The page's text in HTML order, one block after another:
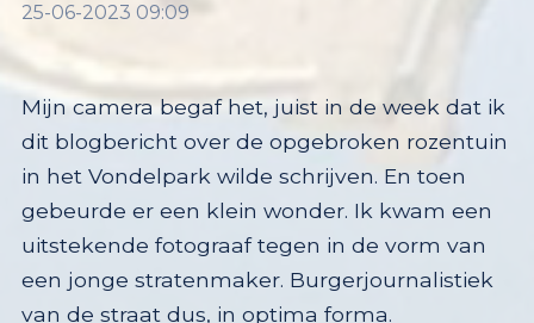
25-06-2023 09:09
Mijn camera begaf het, juist in de week dat ik
dit blogbericht over de opgebroken rozentuin
in het Vondelpark wilde schrijven. En toen
gebeurde er een klein wonder. Ik kwam een
uitstekende fotograaf tegen in de vorm van
een jonge stratenmaker. Burgerjournalistiek
van de straat dus, in optima forma.